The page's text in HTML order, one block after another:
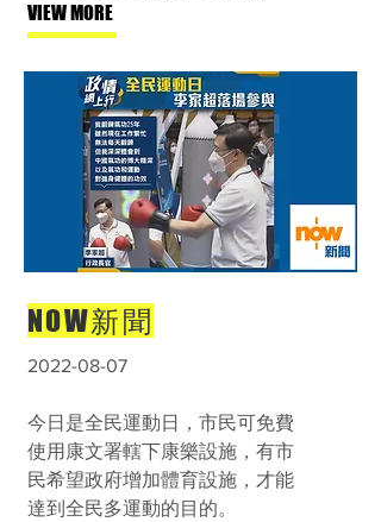
VIEW MORE
NOW新聞
2022-08-07
今日是全民運動日，市民可免費
使用康文署轄下康樂設施，有市
民希望政府增加體育設施，才能
達到全民多運動的目的。